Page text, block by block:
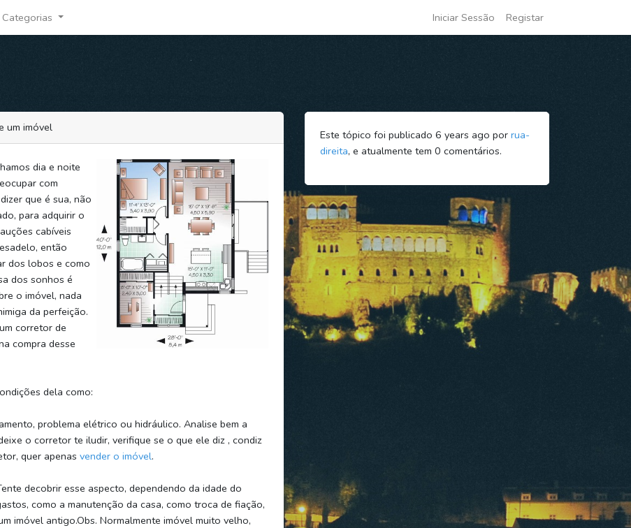
Categorias Iniciar Sessão Registar
um imóvel
dia e noite
com
que é sua, não
para adquirir o
cabíveis
então
dos lobos e como
dos sonhos é
o imóvel, nada
da perfeição.
corretor de
compra desse
dela como:
problema elétrico ou hidráulico. Analise bem a
o corretor te iludir, verifique se o que ele diz , condiz
quer apenas vender o imóvel.
decobrir esse aspecto, dependendo da idade do
como a manutenção da casa, como troca de fiação,
imóvel antigo.Obs. Normalmente imóvel muito velho,
Este tópico foi publicado 6 years ago por rua-
direita, e atualmente tem 0 comentários.